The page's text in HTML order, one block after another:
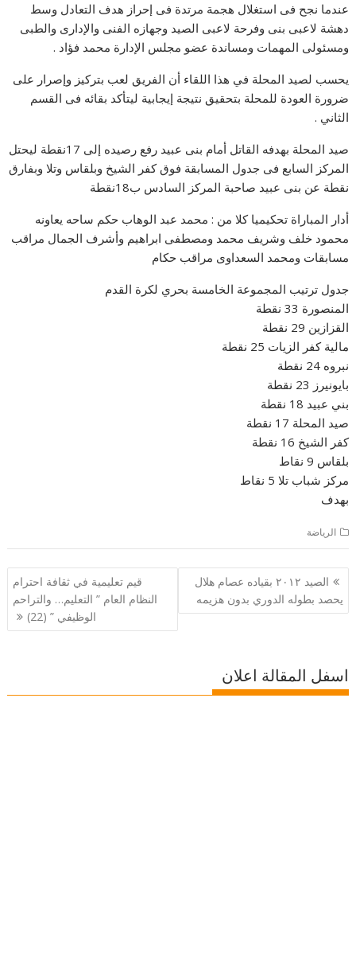
عندما نجح فى استغلال هجمة مرتدة فى إحراز هدف التعادل وسط
دهشة لاعبى بنى وفرحة لاعبى الصيد وجهازه الفنى والإدارى والطبى
ومسئولى المهمات ومساندة عضو مجلس الإدارة محمد فؤاد .
يحسب لصيد المحلة في هذا اللقاء أن الفريق لعب بتركيز وإصرار على
ضرورة العودة للمحلة بتحقيق نتيجة إيجابية ليتأكد بقائه فى القسم
الثاني .
صيد المحلة بهدفه القاتل أمام بنى عبيد رفع رصيده إلى 17نقطة ليحتل
المركز السابع فى جدول المسابقة فوق كفر الشيخ وبلقاس وتلا وبفارق
نقطة عن بنى عبيد صاحبة المركز السادس ب18نقطة
أدار المباراة تحكيميا كلا من : محمد عبد الوهاب حكم ساحه يعاونه
محمود خلف وشريف محمد ومصطفى ابراهيم وأشرف الجمال مراقب
مسابقات ومحمد السعداوى مراقب حكام
جدول ترتيب المجموعة الخامسة بحري لكرة القدم
المنصورة 33 نقطة
القزازين 29 نقطة
مالية كفر الزيات 25 نقطة
نبروه 24 نقطة
بايونيرز 23 نقطة
بني عبيد 18 نقطة
صيد المحلة 17 نقطة
كفر الشيخ 16 نقطة
بلقاس 9 نقاط
مركز شباب تلا 5 نقاط
بهدف
الرياضة
تصفّح
المقالات
الصيد ٢٠١٢ بقياده عصام هلال
يحصد بطوله الدوري بدون هزيمه
قيم تعليمية في ثقافة احترام
النظام العام ” التعليم… والتراحم
الوظيفي ” (22)
اسفل المقالة اعلان